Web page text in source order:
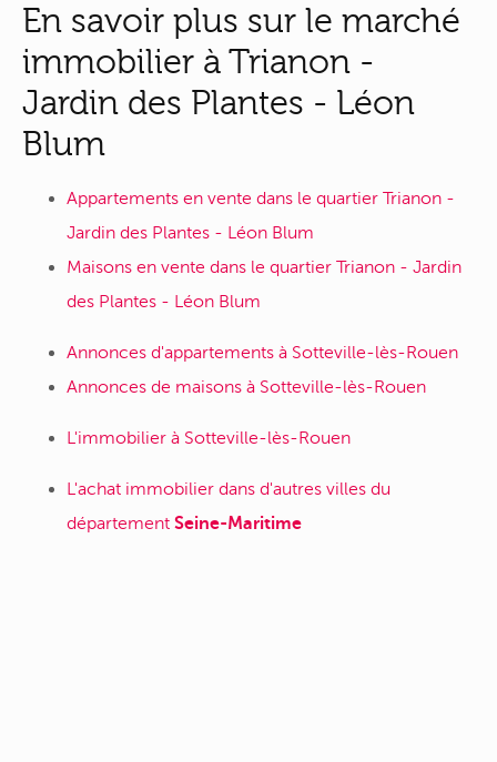
En savoir plus sur le marché
immobilier à Trianon -
Jardin des Plantes - Léon
Blum
Appartements en vente dans le quartier Trianon -
Jardin des Plantes - Léon Blum
Maisons en vente dans le quartier Trianon - Jardin
des Plantes - Léon Blum
Annonces d'appartements à Sotteville-lès-Rouen
Annonces de maisons à Sotteville-lès-Rouen
L'immobilier à Sotteville-lès-Rouen
L'achat immobilier dans d'autres villes du
département Seine-Maritime